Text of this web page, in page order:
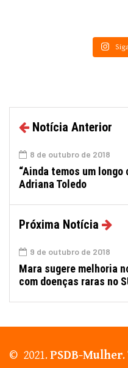
Notícia Anterior
8 de outubro de 2018
“Ainda temos um
Adriana Toledo
Próxima Notícia
9 de outubro de 2018
Mara sugere melhoria
com doenças raras no
© 2021.PSDB-Mulher